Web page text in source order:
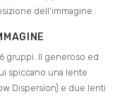
dell’immagine.
gruppi. Il generoso ed
spiccano una lente
Dispersion) e due lenti